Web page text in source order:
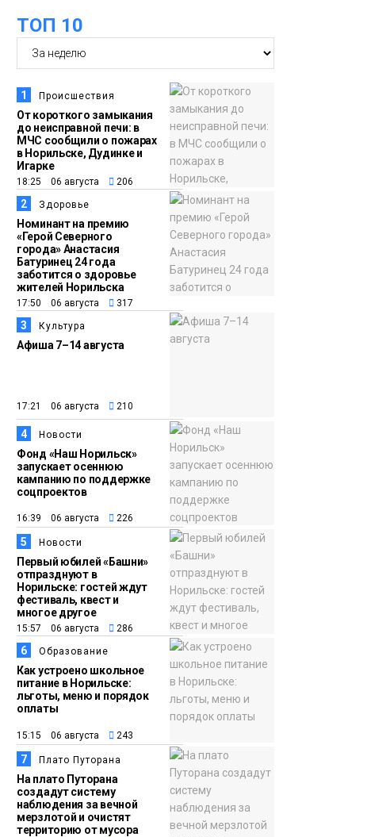
14:36
Плато
Путорана
На плато Путорана
создадут систему
наблюдения за вечной
мерзлотой и очистят
территорию от мусора
13:47
Новости
Заполярный
транспортный филиал
в Дудинке
заасфальтировал 47
тысяч «квадратов»
грузовых площадок
13:10
В Норильске лыжную
базу «Оль-Гуль»
12:25
Медиакомпании
Барнаул обошёл
Красноярск в
списке городов,
откуда приехали
норильчане
ТОП 10
1 Происшествия
От короткого замыкания
до неисправной печи: в
МЧС сообщили о пожарах
в Норильске, Дудинке и
Игарке
18:25 06 августа 206
2 Здоровье
Номинант на премию
«Герой Северного
города» Анастасия
Батуринец 24 года
заботится о здоровье
жителей Норильска
17:50 06 августа 317
3 Культура
Афиша 7–14 августа
17:21 06 августа 210
4 Новости
Фонд «Наш Норильск»
запускает осеннюю
кампанию по поддержке
соцпроектов
16:39 06 августа 226
5 Новости
Первый юбилей «Башни»
отпразднуют в
Норильске: гостей ждут
фестиваль, квест и
многое другое
15:57 06 августа 286
6 Образование
Как устроено школьное
питание в Норильске:
льготы, меню и порядок
оплаты
15:15 06 августа 243
7 Плато Путорана
На плато Путорана
создадут систему
наблюдения за вечной
мерзлотой и очистят
территорию от мусора